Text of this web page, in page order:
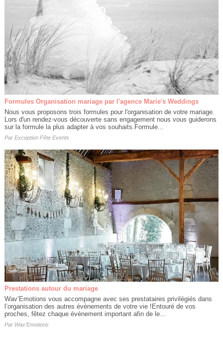
Formules Organisation mariage par l'agence Marie's Weddings
Nous vous proposons trois formules pour l'organisation de votre mariage.
Lors d'un rendez-vous découverte sans engagement nous vous guiderons
sur la formule la plus adapter à vos souhaits.Formule...
Par Exception Fête Events
Prestations autour du mariage
Wav’Emotions vous accompagne avec ses prestataires privilégiés dans
l’organisation des autres évènements de votre vie !Entouré de vos
proches, fêtez chaque évènement important afin de le...
Par Wav'Emotions